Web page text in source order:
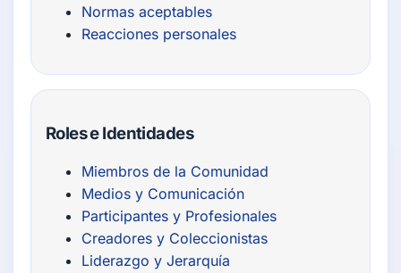
Normas aceptables
Reacciones personales
Roles e Identidades
Miembros de la Comunidad
Medios y Comunicación
Participantes y Profesionales
Creadores y Coleccionistas
Liderazgo y Jerarquía